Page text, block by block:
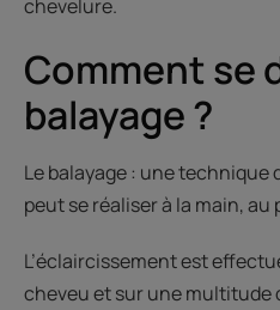
chevelure.
Comment se
balayage ?
Le balayage : une
peut se réaliser à la main, au
L’éclaircissement est
cheveu et sur une multitude